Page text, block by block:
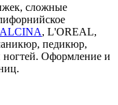
сложные
ALCINA, L'OREAL,
педикюр,
ногтей. Оформление и